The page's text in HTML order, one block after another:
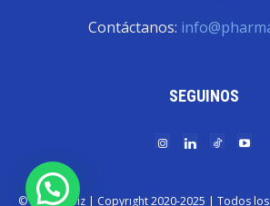
Contáctanos:
SEGUINOS
© Pharmabiz | Copyrıght 2020-2025 | Todos